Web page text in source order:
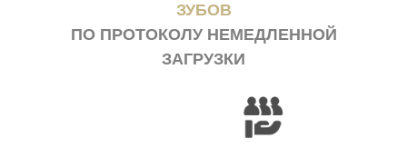
ЗУБОВ
ПО ПРОТОКОЛУ НЕМЕДЛЕННОЙ
ЗАГРУЗКИ